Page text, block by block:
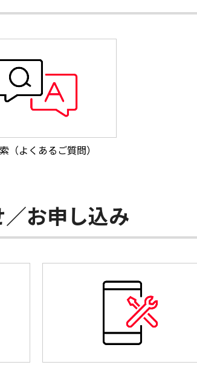
（よくあるご質問）
お申し込み